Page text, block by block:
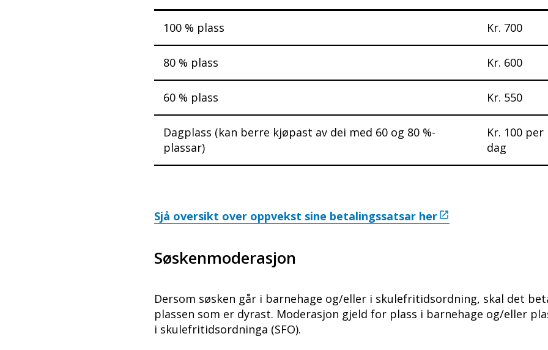
100 % plass Kr. 700
80 % plass Kr. 600
60 % plass Kr. 550
Dagplass (kan berre kjøpast av dei med 60 og 80 %-
plassar)
Kr. 100 per
dag
Sjå oversikt over oppvekst sine betalingssatsar her
Søskenmoderasjon
Dersom søsken går i barnehage og/eller i skulefritidsordning, skal det
plassen som er dyrast. Moderasjon gjeld for plass i barnehage og/eller
i skulefritidsordninga (SFO).